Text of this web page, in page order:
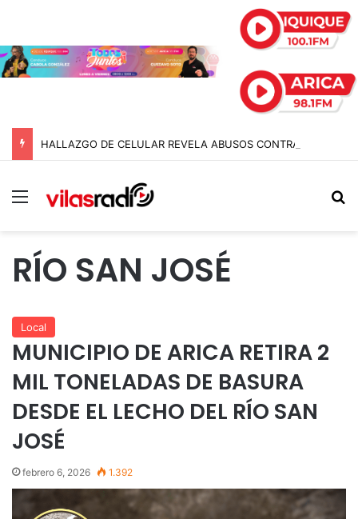
Menú
RÍO SAN JOSÉ
Local
MUNICIPIO DE ARICA RETIRA 2
MIL TONELADAS DE BASURA
DESDE EL LECHO DEL RÍO SAN
JOSÉ
febrero 6, 2026 1.392